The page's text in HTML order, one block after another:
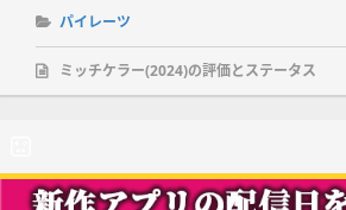
パイレーツ
ミッチケラー(2024)の評価とステータス